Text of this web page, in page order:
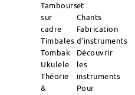
Tambours
sur
cadre
Timbales
Tombak
Ukulele
Théorie
&
et
Chants
Fabrication
d'instruments
Découvrir
les
instruments
Pour